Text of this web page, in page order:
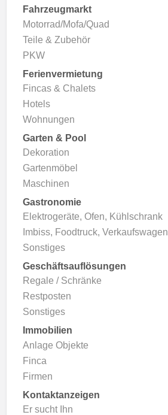
Fahrzeugmarkt
Motorrad/Mofa/Quad
Teile & Zubehör
PKW
Ferienvermietung
Fincas & Chalets
Hotels
Wohnungen
Garten & Pool
Dekoration
Gartenmöbel
Maschinen
Gastronomie
Elektrogeräte, Ofen, Kühlschrank
Imbiss, Foodtruck, Verkaufswagen
Sonstiges
Geschäftsauflösungen
Regale / Schränke
Restposten
Sonstiges
Immobilien
Anlage Objekte
Finca
Firmen
Kontaktanzeigen
Er sucht Ihn